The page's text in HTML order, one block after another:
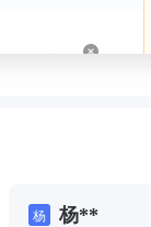
杨 杨**